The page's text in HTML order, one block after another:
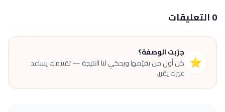
0 التعليقات
⭐
جرّبت الوصفة؟
كن أول من يقيّمها ويحكي لنا النتيجة — تقييمك يساعد
غيرك يقرر.